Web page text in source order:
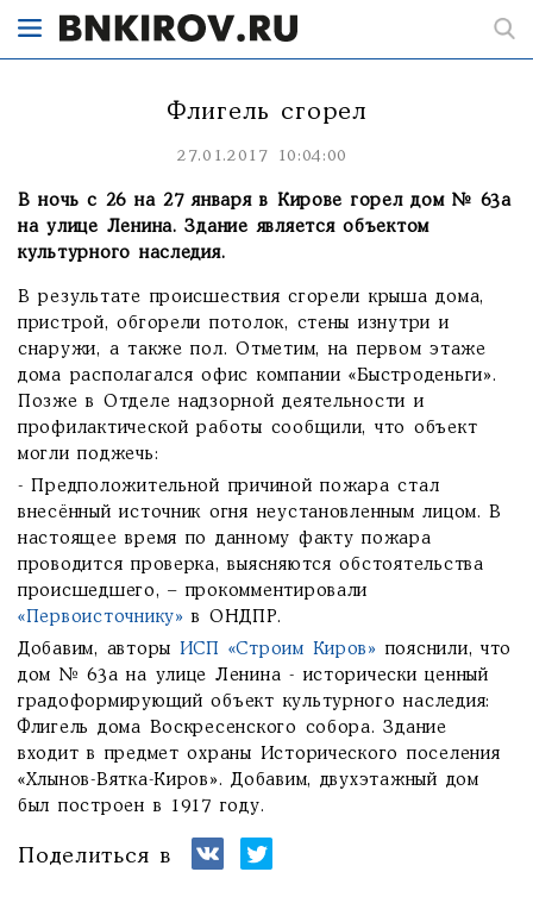
Флигель сгорел
27.01.2017 10:04:00
В ночь с 26 на 27 января в Кирове горел дом № 63а
на улице Ленина. Здание является объектом
культурного наследия.
В результате происшествия сгорели крыша дома,
пристрой, обгорели потолок, стены изнутри и
снаружи, а также пол. Отметим, на первом этаже
дома располагался офис компании «Быстроденьги».
Позже в Отделе надзорной деятельности и
профилактической работы сообщили, что объект
могли поджечь:
- Предположительной причиной пожара стал
внесённый источник огня неустановленным лицом. В
настоящее время по данному факту пожара
проводится проверка, выясняются обстоятельства
происшедшего, – прокомментировали
«Первоисточнику» в ОНДПР.
Добавим, авторы ИСП «Строим Киров»
пояснили, что
дом № 63а на улице Ленина - исторически ценный
градоформирующий объект культурного наследия:
Флигель дома Воскресенского собора. Здание
входит в предмет охраны Исторического поселения
«Хлынов-Вятка-Киров». Добавим, двухэтажный дом
был построен в 1917 году.
Поделиться в